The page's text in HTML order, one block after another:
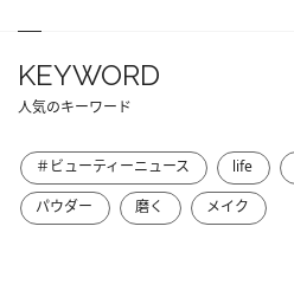
KEYWORD
人気のキーワード
＃ビューティーニュース life
パウダー
磨く メイク